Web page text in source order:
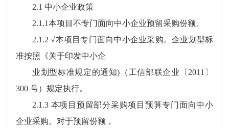
2.1 中小企业政策
2.1.1本项目不专门面向中小企业预留采购份额。
2.1.2 √本项目专门面向中小企业采购。企业划型标
准按照《关于印发中小企
业划型标准规定的通知)（工信部联企业〔2011〕
300 号）规定执行。
2.1.3 本项目预留部分采购项目预算专门面向中小
企业采购。对于预留份额，